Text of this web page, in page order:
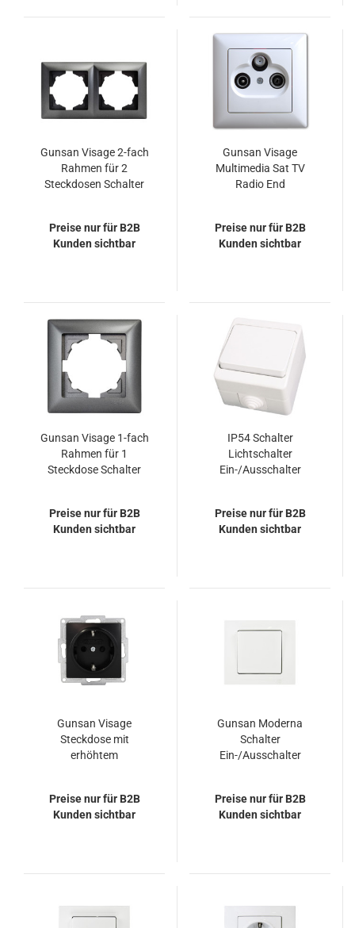
Gunsan Visage 2-fach
Rahmen für 2
Steckdosen Schalter
Preise nur für B2B
Kunden sichtbar
Gunsan Visage
Multimedia Sat TV
Radio End
Preise nur für B2B
Kunden sichtbar
Gunsan Visage 1-fach
Rahmen für 1
Steckdose Schalter
Preise nur für B2B
Kunden sichtbar
IP54 Schalter
Lichtschalter
Ein-/Ausschalter
Preise nur für B2B
Kunden sichtbar
Gunsan Visage
Steckdose mit
erhöhtem
Preise nur für B2B
Kunden sichtbar
Gunsan Moderna
Schalter
Ein-/Ausschalter
Preise nur für B2B
Kunden sichtbar